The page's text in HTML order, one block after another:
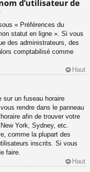
d’utilisateur de
« Préférences du
statut en ligne ». Si vous
des administrateurs, des
comptabilisé comme
Haut
sur un fuseau horaire
rendre dans le panneau
afin de trouver votre
York, Sydney, etc.
comme la plupart des
inscrits. Si vous
faire.
Haut